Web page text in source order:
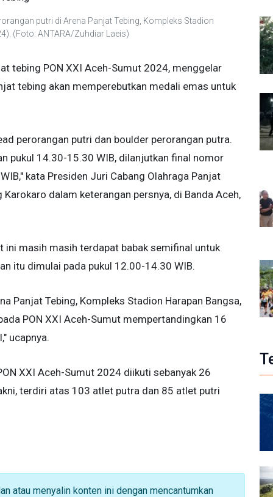
putri di Arena Panjat Tebing, Kompleks Stadion
(Foto: ANTARA/Zuhdiar Laeis)
tebing PON XXI Aceh-Sumut 2024, menggelar
tebing akan memperebutkan medali emas untuk
perorangan putri dan boulder perorangan putra.
pukul 14.30-15.30 WIB, dilanjutkan final nomor
kata Presiden Juri Cabang Olahraga Panjat
dalam keterangan persnya, di Banda Aceh,
ini masih masih terdapat babak semifinal untuk
itu dimulai pada pukul 12.00-14.30 WIB.
Panjat Tebing, Kompleks Stadion Harapan Bangsa,
PON XXI Aceh-Sumut mempertandingkan 16
ucapnya.
XXI Aceh-Sumut 2024 diikuti sebanyak 26
terdiri atas 103 atlet putra dan 85 atlet putri
atau menyalin konten ini dengan mencantumkan